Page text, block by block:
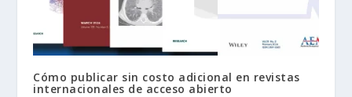
Cómo publicar sin costo adicional en revistas
internacionales de acceso abierto